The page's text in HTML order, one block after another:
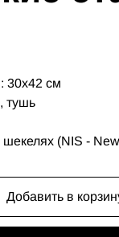
30х42 см
тушь
(NIS -
Добавить в